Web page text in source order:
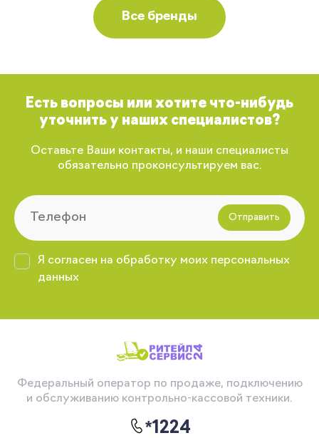
Все бренды
Есть вопросы или хотите что-нибудь
уточнить у наших специалистов?
Оставьте Ваши контакты, и наши специалисты
обязательно проконсультируем вас.
Отправить
Я согласен на обработку моих персональных
данных
Федеральный оператор по продаже, подключению
и обслуживанию контрольно-кассовой техники.
*1224